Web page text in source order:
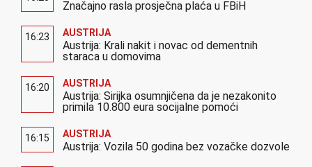
Značajno rasla prosječna plaća u FBiH
16:23 AUSTRIJA
Austrija: Krali nakit i novac od dementnih
staraca u domovima
16:20 AUSTRIJA
Austrija: Sirijka osumnjičena da je nezakonito
primila 10.800 eura socijalne pomoći
16:15 AUSTRIJA
Austrija: Vozila 50 godina bez vozačke dozvole